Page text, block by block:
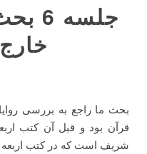
خارج
قرآن بود و قبل آن کتب
شریف است که در کتب